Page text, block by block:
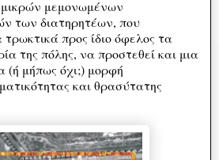
μεμονωμένων
των διατηρητέων, που
προς ίδιο όφελος τα
της πόλης, να προστεθεί και μια
(ή μήπως όχι;) μορφή
και θρασύτατης